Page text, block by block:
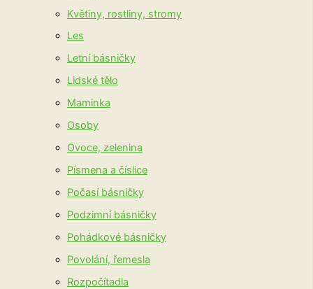
Květiny, rostliny, stromy
Les
Letní básničky
Lidské tělo
Maminka
Osoby
Ovoce, zelenina
Písmena a číslice
Počasí básničky
Podzimní básničky
Pohádkové básničky
Povolání, řemesla
Rozpočítadla